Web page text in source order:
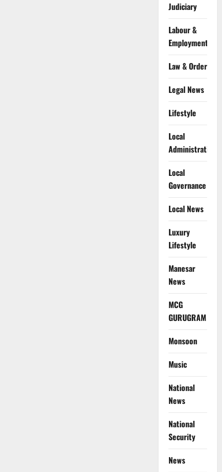
Judiciary
Labour &
Employment
Law & Order
Legal News
Lifestyle
Local
Administration
Local
Governance
Local News
Luxury
Lifestyle
Manesar
News
MCG
GURUGRAM
Monsoon
Music
National
News
National
Security
News